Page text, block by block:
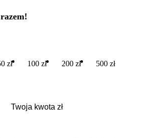
zł 100 zł 200 zł 500 zł